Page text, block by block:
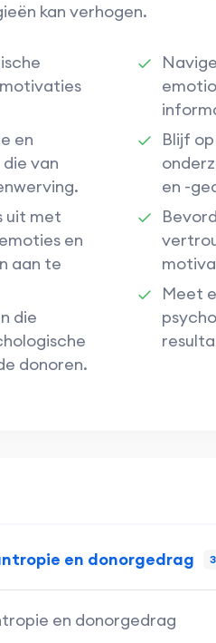
kan verhogen.
en
van
uit met
en
aan te
die
donoren.
Blijf
en -
Meet
en donorgedrag
en donorgedrag